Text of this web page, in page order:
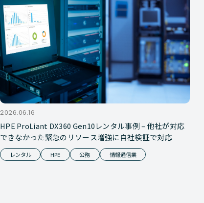
2026.06.16
HPE ProLiant DX360 Gen10レンタル事例 – 他社が対応
できなかった緊急のリソース増強に自社検証で対応
レンタル HPE 公務 情報通信業